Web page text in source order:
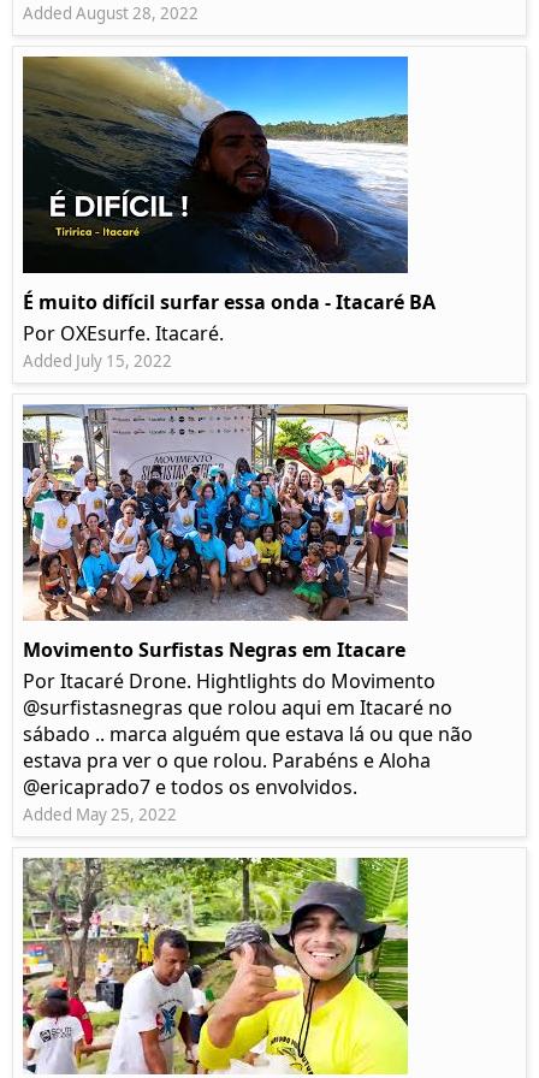
Added August 28, 2022
É muito difícil surfar essa onda - Itacaré BA
Por OXEsurfe. Itacaré.
Added July 15, 2022
Movimento Surfistas Negras em Itacare
Por Itacaré Drone. Hightlights do Movimento
@surfistasnegras que rolou aqui em Itacaré no
sábado .. marca alguém que estava lá ou que não
estava pra ver o que rolou. Parabéns e Aloha
@ericaprado7 e todos os envolvidos.
Added May 25, 2022